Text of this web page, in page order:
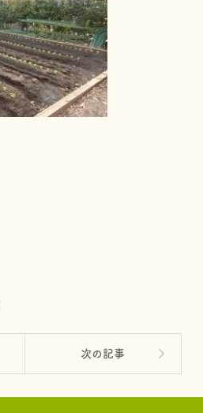
次の記事